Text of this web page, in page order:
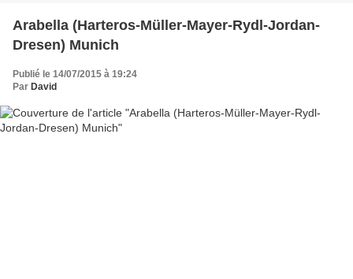
Arabella (Harteros-Müller-Mayer-Rydl-Jordan-
Dresen) Munich
Publié le 14/07/2015 à 19:24
Par David